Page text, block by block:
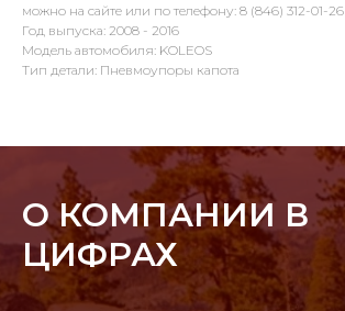
можно на сайте или по телефону: 8 (846) 312-01-26
Год выпуска: 2008 - 2016
Модель автомобиля: KOLEOS
Тип детали: Пневмоупоры капота
О КОМПАНИИ В
ЦИФРАХ